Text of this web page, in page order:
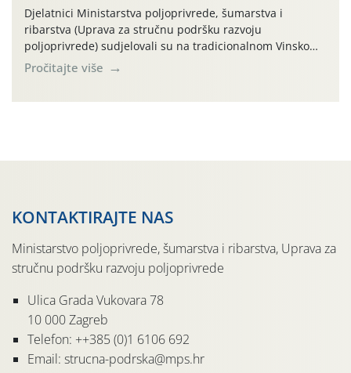
Djelatnici Ministarstva poljoprivrede, šumarstva i
ribarstva (Uprava za stručnu podršku razvoju
poljoprivrede) sudjelovali su na tradicionalnom Vinskom
forumu, održanom 24.07.2026. godine u Domu vinarske
tradicije u Putnikovićima na poluotoku Pelješcu, u
Pročitajte više
KONTAKTIRAJTE NAS
Ministarstvo poljoprivrede, šumarstva i ribarstva, Uprava za
stručnu podršku razvoju poljoprivrede
Ulica Grada Vukovara 78
10 000 Zagreb
Telefon: ++385 (0)1 6106 692
Email: strucna-podrska@mps.hr